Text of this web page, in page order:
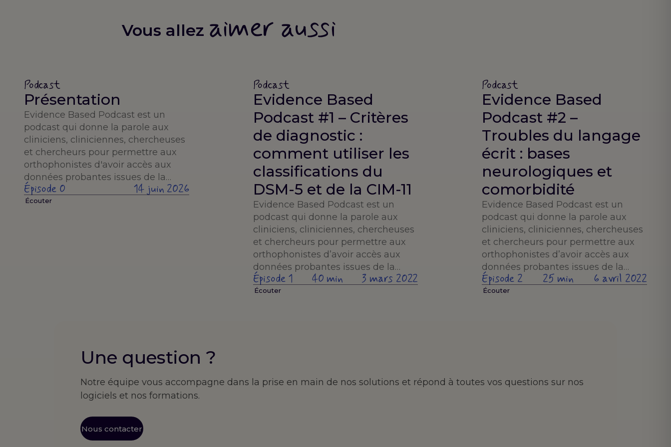
Vous allez aimer aussi
Podcast
Présentation
Evidence Based Podcast est un
podcast qui donne la parole aux
cliniciens, cliniciennes, chercheuses
et chercheurs pour permettre aux
orthophonistes d'avoir accès aux
données probantes issues de la…
Épisode 0 14 juin 2026
Écouter
Podcast
Evidence Based
Podcast #1 – Critères
de diagnostic :
comment utiliser les
classifications du
DSM-5 et de la CIM-11
Evidence Based Podcast est un
podcast qui donne la parole aux
cliniciens, cliniciennes, chercheuses
et chercheurs pour permettre aux
orthophonistes d’avoir accès aux
données probantes issues de la…
Épisode 1 40 min 3 mars 2022
Écouter
Podcast
Evidence Based
Podcast #2 –
Troubles du langage
écrit : bases
neurologiques et
comorbidité
Evidence Based Podcast est un
podcast qui donne la parole aux
cliniciens, cliniciennes, chercheuses
et chercheurs pour permettre aux
orthophonistes d’avoir accès aux
données probantes issues de la…
Épisode 2 25 min 6 avril 2022
Écouter
Une question ?
Notre équipe vous accompagne dans la prise en main de nos solutions et répond à toutes vos questions sur nos
logiciels et nos formations.
Nous contacter